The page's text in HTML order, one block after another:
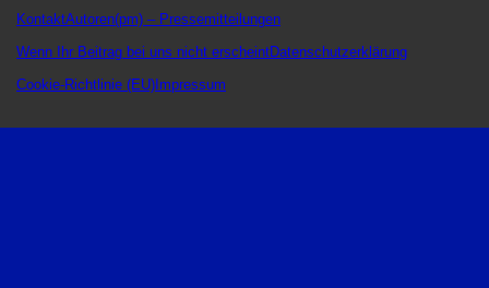
KontaktAutoren(pm) – Pressemitteilungen
Wenn Ihr Beitrag bei uns nicht erscheintDatenschutzerklärung
Cookie-Richtlinie (EU) Impressum